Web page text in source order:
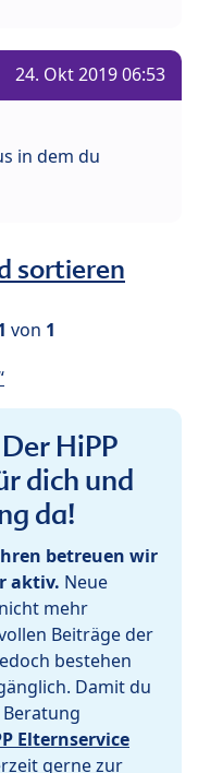
24. Okt 2019 06:53
in dem du
sortieren
von 1
HiPP
dich und
da!
betreuen wir
aktiv. Neue
mehr
Beiträge der
bestehen
Damit du
Elternservice
gerne zur